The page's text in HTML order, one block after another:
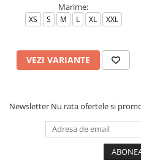
Marime:
XS S M L XL XXL
VEZI VARIANTE
Newsletter Nu rata ofertele si